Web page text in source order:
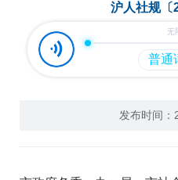
沪人社规〔
发布时间